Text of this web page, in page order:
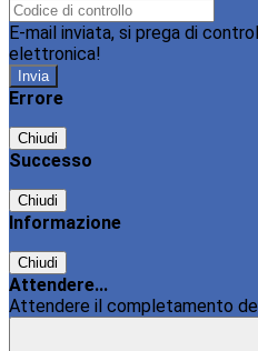
E-mail inviata, si prega di
elettronica!
Errore
Chiudi
Successo
Chiudi
Informazione
Chiudi
Attendere...
Attendere il completamento